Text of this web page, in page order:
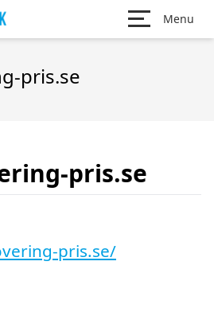
Menu
pris.se
pris.se
pris.se/